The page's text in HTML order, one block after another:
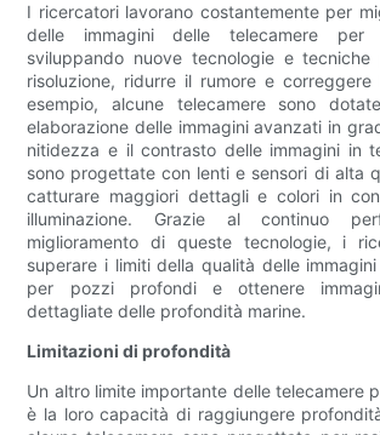
I ricercatori lavorano costantemente per
delle immagini delle telecamere per
sviluppando nuove tecnologie e tecniche
risoluzione, ridurre il rumore e correggere
esempio, alcune telecamere sono
elaborazione delle immagini avanzati in
nitidezza e il contrasto delle immagini in
sono progettate con lenti e sensori di alta
catturare maggiori dettagli e colori in
illuminazione. Grazie al continuo
miglioramento di queste tecnologie, i
superare i limiti della qualità delle
per pozzi profondi e ottenere
dettagliate delle profondità marine.
Limitazioni di profondità
Un altro limite importante delle telecamere
è la loro capacità di raggiungere